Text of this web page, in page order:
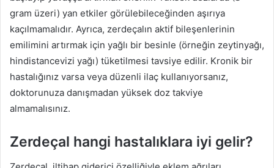
gram üzeri) yan etkiler görülebileceğinden aşırıya
kaçılmamalıdır. Ayrıca, zerdeçalın aktif bileşenlerinin
emilimini artırmak için yağlı bir besinle (örneğin zeytinyağı,
hindistancevizi yağı) tüketilmesi tavsiye edilir. Kronik bir
hastalığınız varsa veya düzenli ilaç kullanıyorsanız,
doktorunuza danışmadan yüksek doz takviye
almamalısınız.
Zerdeçal hangi hastalıklara iyi gelir?